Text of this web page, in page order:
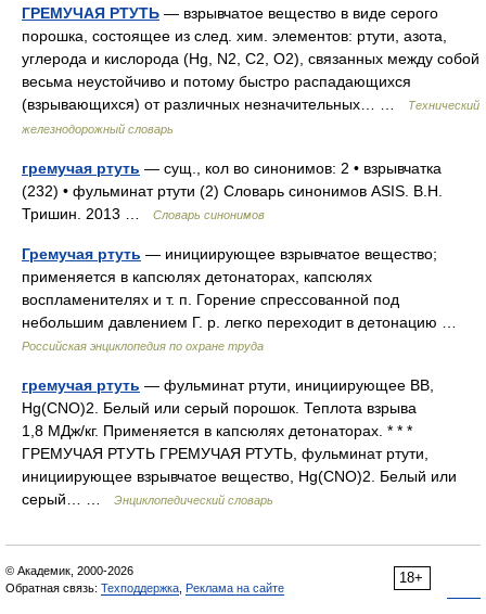
ГРЕМУЧАЯ РТУТЬ — взрывчатое вещество в виде серого
порошка, состоящее из след. хим. элементов: ртути, азота,
углерода и кислорода (Hg, N2, C2, О2), связанных между собой
весьма неустойчиво и потому быстро распадающихся
(взрывающихся) от различных незначительных… …
Технический
железнодорожный словарь
гремучая ртуть — сущ., кол во синонимов: 2 • взрывчатка
(232) • фульминат ртути (2) Словарь синонимов ASIS. В.Н.
Тришин. 2013 …
Словарь синонимов
Гремучая ртуть — инициирующее взрывчатое вещество;
применяется в капсюлях детонаторах, капсюлях
воспламенителях и т. п. Горение спрессованной под
небольшим давлением Г. р. легко переходит в детонацию …
Российская энциклопедия по охране труда
гремучая ртуть — фульминат ртути, инициирующее ВВ,
Hg(CNO)2. Белый или серый порошок. Теплота взрыва
1,8 МДж/кг. Применяется в капсюлях детонаторах. * * *
ГРЕМУЧАЯ РТУТЬ ГРЕМУЧАЯ РТУТЬ, фульминат ртути,
инициирующее взрывчатое вещество, Hg(CNO)2. Белый или
серый… …
Энциклопедический словарь
18+
© Академик, 2000-2026
Обратная связь: Техподдержка Реклама на сайте